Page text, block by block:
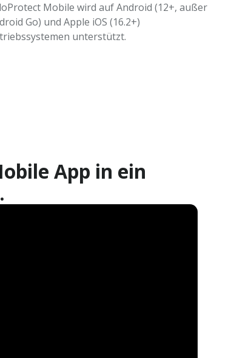
Mobile wird auf Android (12+, außer
Go) und Apple iOS (16.2+)
unterstützt.
App in ein